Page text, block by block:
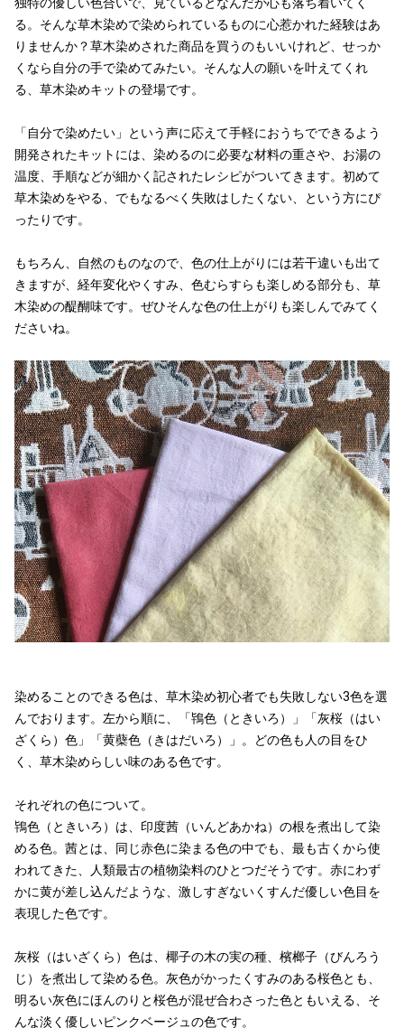
る。そんな草木染めで染められているものに心惹かれた経験はあ
りませんか？草木染めされた商品を買うのもいいけれど、せっか
くなら自分の手で染めてみたい。そんな人の願いを叶えてくれ
る、草木染めキットの登場です。
「自分で染めたい」という声に応えて手軽におうちでできるよう
開発されたキットには、染めるのに必要な材料の重さや、お湯の
温度、手順などが細かく記されたレシピがついてきます。初めて
草木染めをやる、でもなるべく失敗はしたくない、という方にぴ
ったりです。
もちろん、自然のものなので、色の仕上がりには若干違いも出て
きますが、経年変化やくすみ、色むらすらも楽しめる部分も、草
木染めの醍醐味です。ぜひそんな色の仕上がりも楽しんでみてく
ださいね。
染めることのできる色は、草木染め初心者でも失敗しない3色を選
んでおります。左から順に、「鴇色（ときいろ）」「灰桜（はい
ざくら）色」「黄蘗色（きはだいろ）」。どの色も人の目をひ
く、草木染めらしい味のある色です。
それぞれの色について。
鴇色（ときいろ）は、印度茜（いんどあかね）の根を煮出して染
める色。茜とは、同じ赤色に染まる色の中でも、最も古くから使
われてきた、人類最古の植物染料のひとつだそうです。赤にわず
かに黄が差し込んだような、激しすぎないくすんだ優しい色目を
表現した色です。
灰桜（はいざくら）色は、椰子の木の実の種、檳榔子（びんろう
じ）を煮出して染める色。灰色がかったくすみのある桜色とも、
明るい灰色にほんのりと桜色が混ぜ合わさった色ともいえる、そ
んな淡く優しいピンクベージュの色です。